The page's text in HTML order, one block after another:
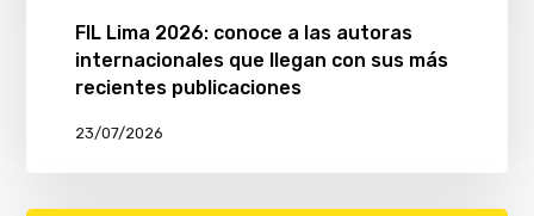
FIL Lima 2026: conoce a las autoras
internacionales que llegan con sus más
recientes publicaciones
23/07/2026